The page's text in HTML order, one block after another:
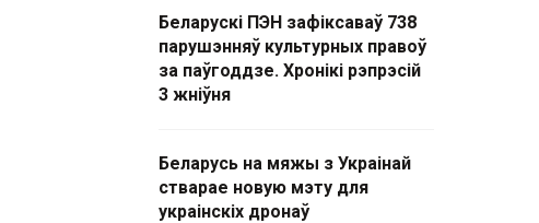
Беларускі ПЭН зафіксаваў 738
парушэнняў культурных правоў
за паўгоддзе. Хронікі рэпрэсій
3 жніўня
Беларусь на мяжы з Украінай
стварае новую мэту для
украінскіх дронаў